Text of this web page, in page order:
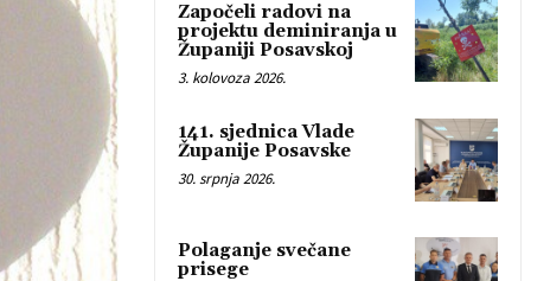
Započeli radovi na
projektu deminiranja u
Županiji Posavskoj
3. kolovoza 2026.
141. sjednica Vlade
Županije Posavske
30. srpnja 2026.
Polaganje svečane
prisege